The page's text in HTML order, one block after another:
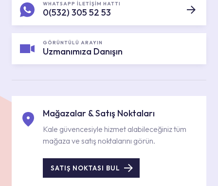
WHATSAPP İLETİŞİM HATTI
0(532) 305 52 53
GÖRÜNTÜLÜ ARAYIN
Uzmanımıza Danışın
Mağazalar & Satış Noktaları
Kale güvencesiyle hizmet alabileceğiniz tüm
mağaza ve satış noktalarını görün.
SATIŞ NOKTASI BUL